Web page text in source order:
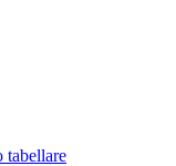
tabellare